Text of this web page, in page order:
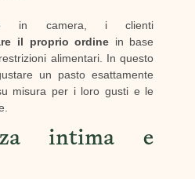
in camera, i clienti
il proprio ordine in base
alimentari. In questo
un pasto esattamente
misura per i loro gusti e le
intima e